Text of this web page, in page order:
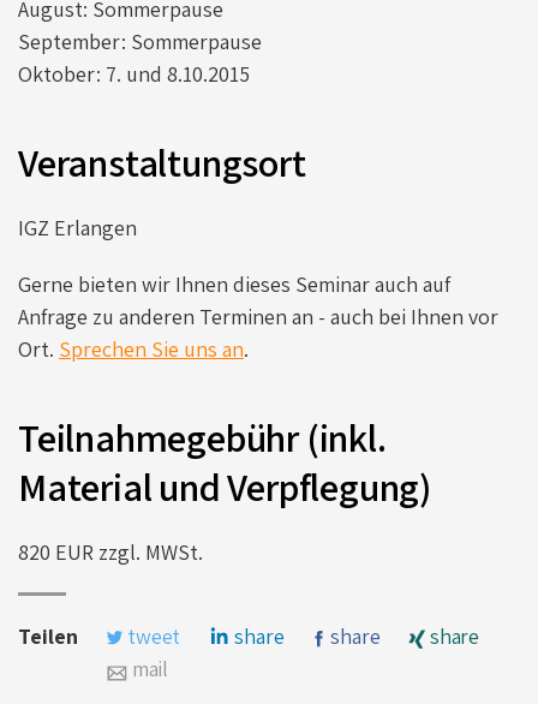
August: Sommerpause
September: Sommerpause
Oktober: 7. und 8.10.2015
Veranstaltungsort
IGZ Erlangen
Gerne bieten wir Ihnen dieses Seminar auch auf
Anfrage zu anderen Terminen an - auch bei Ihnen vor
Ort. Sprechen Sie uns an.
Teilnahmegebühr (inkl.
Material und Verpflegung)
820 EUR zzgl. MWSt.
Teilen tweet share share
share
mail